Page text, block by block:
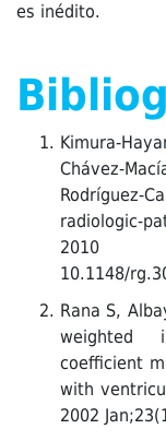
es inédito.
Kimura-
Chávez-
Rodríguez-
radiologic-
2010
10.1148/
Rana S,
weighted
coefficient
with
2002